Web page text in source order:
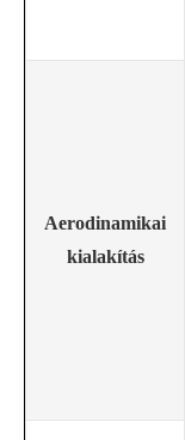
Aerodinamikai
kialakítás